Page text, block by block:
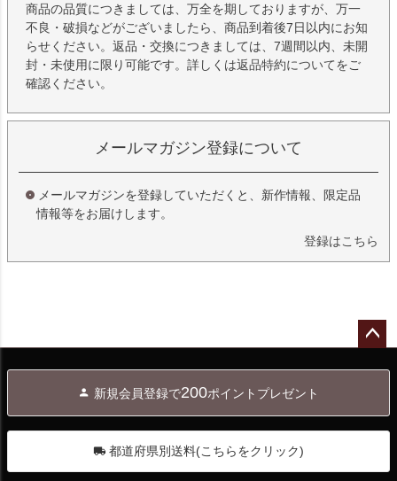
商品の品質につきましては、万全を期しておりますが、万一
不良・破損などがございましたら、商品到着後7日以内にお知
らせください。返品・交換につきましては、7週間以内、未開
封・未使用に限り可能です。詳しくは返品特約についてをご
確認ください。
メールマガジン登録について
メールマガジンを登録していただくと、新作情報、限定品
情報等をお届けします。
登録はこちら
へ
新規会員登録で200ポイントプレゼント
都道府県別送料(こちらをクリック)